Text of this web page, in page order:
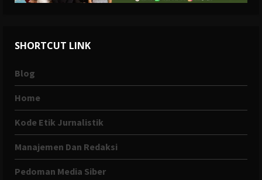
SHORTCUT LINK
Blog
Home
Kode Etik Jurnalistik
Manajemen Dan Redaksi
Pedoman Media Siber